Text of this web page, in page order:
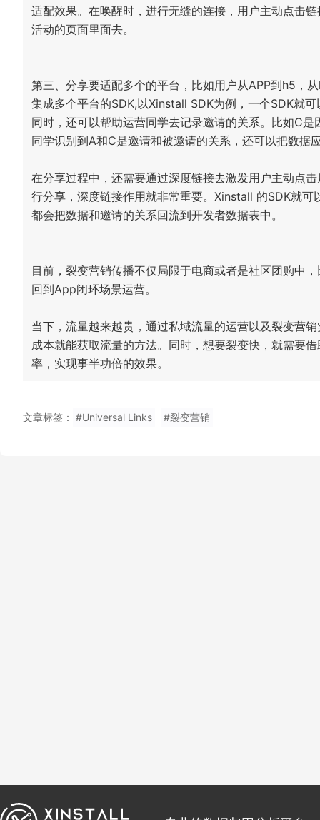
适配效果。在唤醒时，进行无缝的连接，用户主动点击
活动的页面里面去。
第三、分享要适配多个的平台，比如用户从APP到h5，
集成多个平台的SDK,以Xinstall SDK为例，一个SDK就
同时，还可以帮助运营同学去记录邀请的关系。比如C
同学识别到A和C是邀请和被邀请的关系，还可以把数据
在分享过程中，还需要通过深度链接去激发用户主动点
行分享，深度链接作用就非常重要。Xinstall 的SDK就
都会把数据和邀请的关系回流到开发者数据表中。
目前，裂变营销传播不仅局限于电商或者是社区团购中
回到App闭环场景运营。
当下，流量越来越贵，通过私域流量的运营以及裂变营
成本就能获取流量的方法。同时，想要裂变快，就需要
率，实现事半功倍的效果。
文章标签： #Universal Links #裂变营销